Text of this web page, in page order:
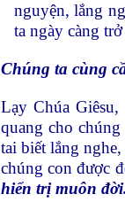
nguyện, lắng
ta ngày càng
Chúng ta cùng
Lạy Chúa
quang cho
tai biết lắng
chúng con được
hiển trị muôn